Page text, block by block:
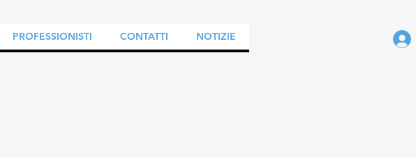
PROFESSIONISTI CONTATTI NOTIZIE